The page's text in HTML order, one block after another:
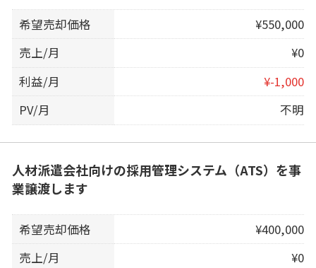
希望売却価格
¥550,000
売上/月
¥0
利益/月
¥-1,000
PV/月
不明
人材派遣会社向けの採用管理システム（ATS）を事
業譲渡します
希望売却価格
¥400,000
売上/月
¥0